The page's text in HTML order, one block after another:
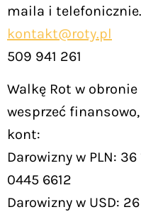
maila i telefonicznie.
kontakt@roty.pl
509 941 261
Walkę Rot w
wesprzeć
kont:
Darowizny w PLN:
0445 6612
Darowizny w USD: